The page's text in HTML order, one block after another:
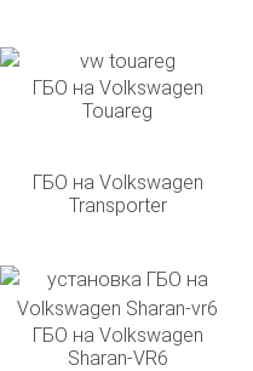
ГБО на Volkswagen
Touareg
ГБО на Volkswagen
Transporter
ГБО на Volkswagen
Sharan-VR6